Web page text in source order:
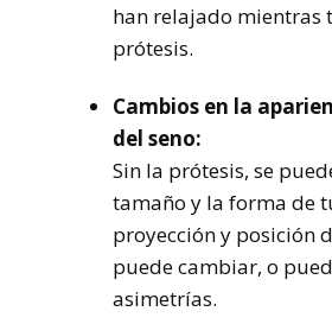
han relajado mientras
prótesis.
Cambios en la
del seno:
Sin la prótesis, se
tamaño y la forma de
proyección y posición
puede cambiar, o
asimetrías.